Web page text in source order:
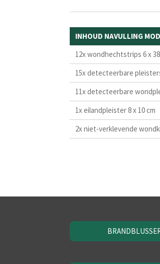
INHOUD NAVULLING
12x wondhechtstrips 6 x
15x detecteerbare
11x detecteerbare
1x eilandpleister 8 x 10 cm
2x niet-verklevende